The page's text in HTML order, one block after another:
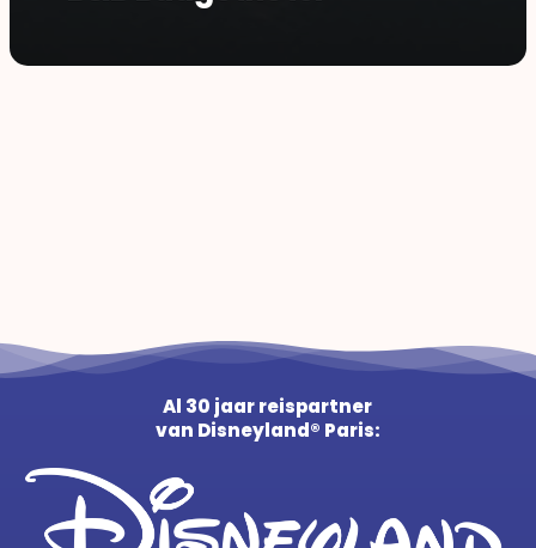
Al 30 jaar reispartner
van Disneyland® Paris: